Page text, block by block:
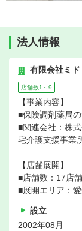
法人情報
有限会社ミ
店舗数1～9
【事業内容】
■保険調剤薬局
■関連会社：株
宅介護支援事業
【店舗展開】
■店舗数：17店舗
■展開エリア：
設立
2002年08月